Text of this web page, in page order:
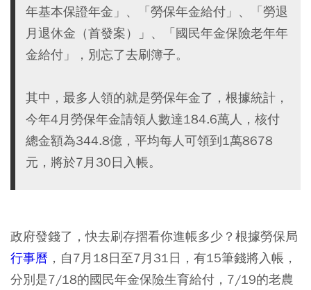
年基本保證年金」、「勞保年金給付」、「勞退
月退休金（首發案）」、「國民年金保險老年年
金給付」，別忘了去刷簿子。
其中，最多人領的就是勞保年金了，根據統計，
今年4月勞保年金請領人數達184.6萬人，核付
總金額為344.8億，平均每人可領到1萬8678
元，將於7月30日入帳。
政府發錢了，快去刷存摺看你進帳多少？根據勞保局
行事曆 ，自7月18日至7月31日，有15筆錢將入帳，
分別是7/18的國民年金保險生育給付，7/19的老農